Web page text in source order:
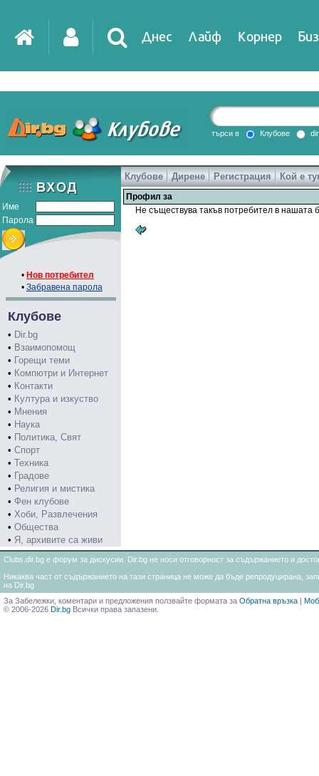
Днес Лайф Корнер
DirTV Impressio
Games
търси в Клубове
Име
Парола
• Нов потребител
• Забравена парола
Клубове
• Dir.bg
• Взаимопомощ
• Горещи теми
• Компютри и Интернет
• Контакти
• Култура и изкуство
• Мнения
• Наука
• Политика, Свят
• Спорт
• Техника
• Градове
• Религия и мистика
• Фен клубове
• Хоби, Развлечения
• Общества
• Я, архивите са живи
Клубове Дирене Регистрация Кой е
Профил за
Не съществува такъв потребител в нашата
Clubs.dir.bg е форум за дискусии. Dir.bg не носи отговорност за съдържанието и
Никаква част от съдържанието на тази страница не може да бъде репродуцирана,
на Dir.bg
За Забележки, коментари и предложения ползвайте формата за Обратна връзка |
© 2006-2026 Dir.bg Всички права запазени.